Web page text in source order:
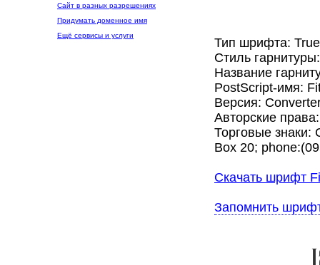
Сайт в разных разрешениях
Придумать доменное имя
Ещё сервисы и услуги
Тип шрифта:
Стиль
Название
PostScript-имя:
Версия:
Авторские
Торговые знаки:
Box 20;
Скачать шрифт
Запомнить